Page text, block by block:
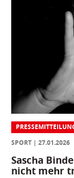
SPORT
27.01.2026
Sascha
nicht mehr